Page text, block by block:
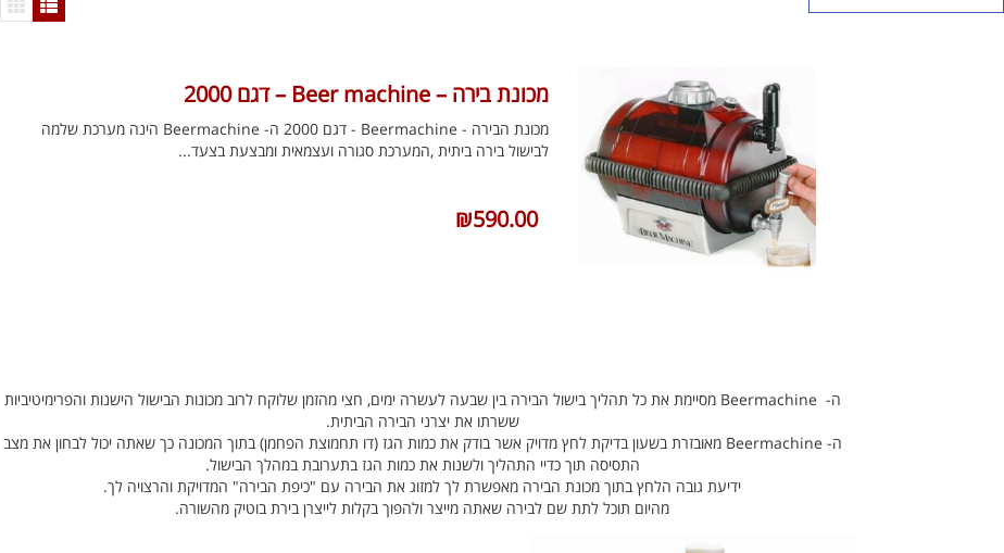
מכונת בירה – Beer machine – דגם 2000
מכונת הבירה - Beermachine - דגם 2000 ה- Beermachine הינה מערכת שלמה
לבישול בירה ביתית ,המערכת סגורה ועצמאית ומבצעת בצעד...
₪590.00
ה- Beermachine מסיימת את כל תהליך בישול הבירה בין שבעה לעשרה ימים, חצי מהזמן שלוקח לרוב מכונות הבישול הישנות והפרימיטיביות
ששרתו את יצרני הבירה הביתית.
ה- Beermachine מאובזרת בשעון בדיקת לחץ מדויק אשר בודק את כמות הגז (דו תחמוצת הפחמן) בתוך המכונה כך שאתה יכול לבחון את מצב
התסיסה תוך כדיי התהליך ולשנות את כמות הגז בתערובת במהלך הבישול.
ידיעת גובה הלחץ בתוך מכונת הבירה מאפשרת לך למזוג את הבירה עם "כיפת הבירה" המדויקת והרצויה לך.
מהיום תוכל לתת שם לבירה שאתה מייצר ולהפוך בקלות לייצרן בירת בוטיק מהשורה.